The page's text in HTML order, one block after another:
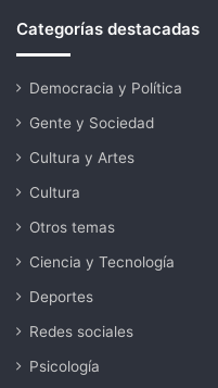
Categorías destacadas
Democracia y Política
Gente y Sociedad
Cultura y Artes
Cultura
Otros temas
Ciencia y Tecnología
Deportes
Redes sociales
Psicología